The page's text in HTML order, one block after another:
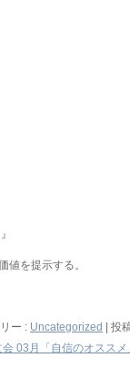
値を提示する。
ー : Uncategorized
投
会 03月「自信のオススメ